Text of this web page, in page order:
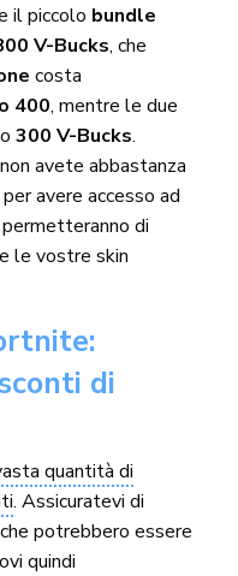
il piccolo bundle
V-Bucks, che
costa
400, mentre le due
300 V-Bucks.
avete abbastanza
avere accesso ad
di
le vostre skin
di
quantità di
. Assicuratevi di
potrebbero essere
quindi